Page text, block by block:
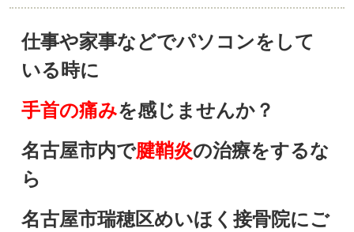
仕事や家事などでパソコンをして
いる時に
手首の痛みを感じませんか？
名古屋市内で腱鞘炎の治療をするな
ら
名古屋市瑞穂区めいほく接骨院にご